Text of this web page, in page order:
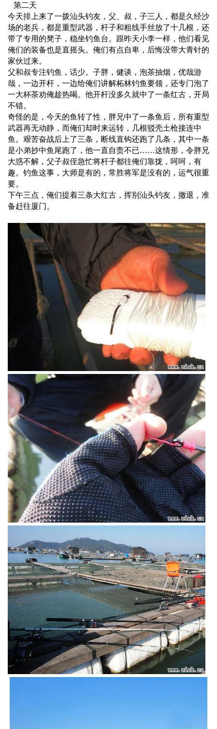
第二天
今天排上来了一拨汕头钓友，父、叔，子三人，都是久经沙
场的老兵，都是重型武器，杆子和粗线手丝放了十几根，还
带了专用的凳子，稳坐钓鱼台。跟昨天小李一样，他们看见
俺们的装备也是直摇头。俺们有点自卑，后悔没带大青针的
家伙过来。
父和叔专注钓鱼，话少。子胖，健谈，泡茶抽烟，优哉游
哉，一边开杆，一边给俺们讲解柘林钓鱼要领，还专门泡了
一大杯茶劝俺趁热喝。他开杆没多久就中了一条红古，开局
不错。
奇怪的是，今天的鱼转了性，胖兄中了一条鱼后，所有重型
武器再无动静，而俺们却时来运转，几根驳壳土枪接连中
鱼。艰苦奋战后上了三条，断线直钩还跑了几条，其中一条
是小弟抄中鱼尾跑了，他一直自责不已……这情形，令胖兄
大惑不解，父子叔侄急忙将杆子都往俺们靠拢，呵呵，有
趣。钓鱼这事，大师是有的，常胜将军是没有的，运气很重
要。
下午三点，俺们提着三条大红古，挥别汕头钓友，撤退，准
备赶往厦门。